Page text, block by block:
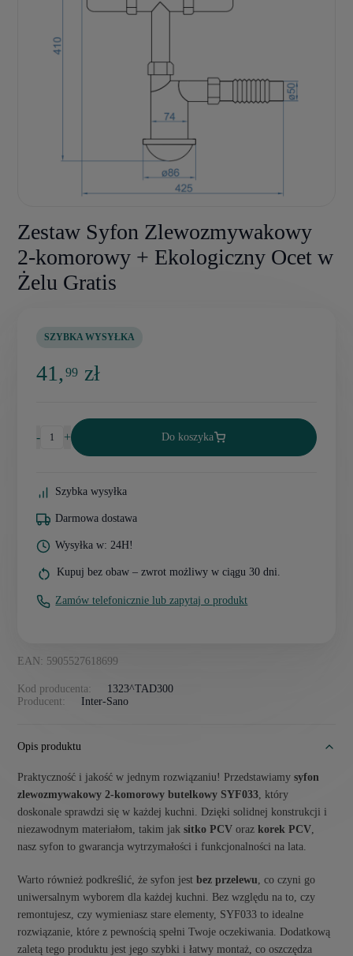
Zestaw Syfon Zlewozmywakowy
2-komorowy + Ekologiczny Ocet w
Żelu Gratis
EAN: 5905527618699
Kod producenta:
1323^TAD300
Producent:
Inter-Sano
SZYBKA WYSYŁKA
41,99 zł
- + Do koszyka
Szybka wysyłka
Darmowa dostawa
Wysyłka w: 24H!
Kupuj bez obaw – zwrot możliwy w ciągu 30 dni.
Zamów telefonicznie lub zapytaj o produkt
Opis produktu
Praktyczność i jakość w jednym rozwiązaniu! Przedstawiamysyfon
zlewozmywakowy 2-komorowy butelkowy SYF033, który
doskonale sprawdzi się w każdej kuchni. Dzięki solidnej konstrukcji i
niezawodnym materiałom, takim jaksitko PCV orazkorek PCV,
nasz syfon to gwarancja wytrzymałości i funkcjonalności na lata.
Warto również podkreślić, że syfon jestbez przelewu, co czyni go
uniwersalnym wyborem dla każdej kuchni. Bez względu na to, czy
remontujesz, czy wymieniasz stare elementy, SYF033 to idealne
rozwiązanie, które z pewnością spełni Twoje oczekiwania. Dodatkową
zaletą tego produktu jest jego szybki i łatwy montaż, co oszczędza